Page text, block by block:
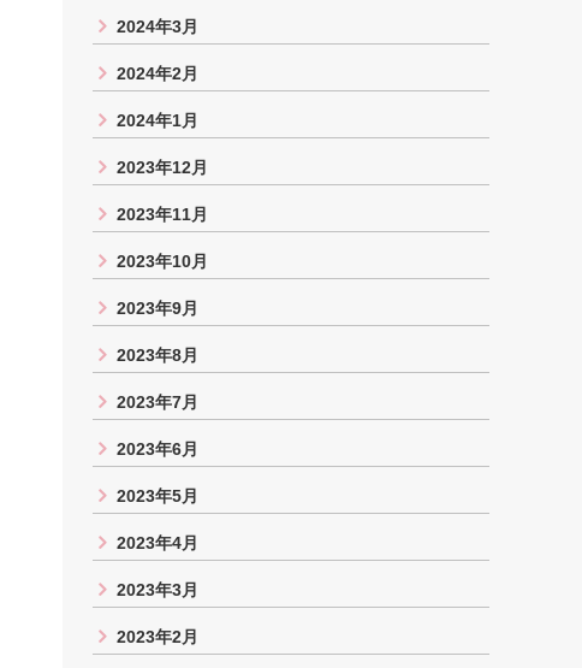
2024年3月
2024年2月
2024年1月
2023年12月
2023年11月
2023年10月
2023年9月
2023年8月
2023年7月
2023年6月
2023年5月
2023年4月
2023年3月
2023年2月